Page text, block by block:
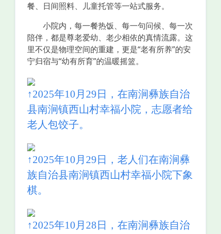
餐、日间照料、儿童托管等一站式服务。
小院内，每一餐热饭、每一句问候、每一次
陪伴，都是尊老爱幼、老少相依的真情流露。这
里不仅是物理空间的重建，更是“老有所养”的安
宁归宿与“幼有所育”的温暖摇篮。
↑2025年10月29日，在南涧彝族自治
县南涧镇西山村幸福小院，志愿者给
老人包饺子。
↑2025年10月29日，老人们在南涧彝
族自治县南涧镇西山村幸福小院下象
棋。
↑2025年10月28日，在南涧彝族自治